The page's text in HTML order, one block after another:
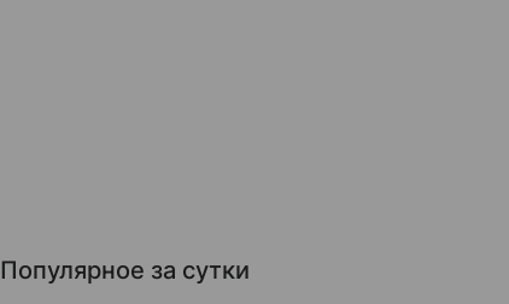
Популярное за сутки